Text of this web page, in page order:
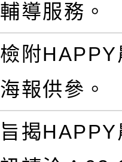
輔導服務。
檢附
海報供參。
旨揭